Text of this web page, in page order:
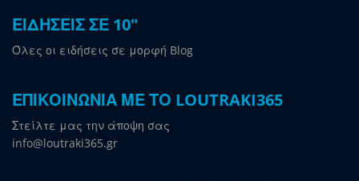
ΕΙΔΗΣΕΙΣ ΣΕ 10"
Όλες οι ειδήσεις σε μορφή Blog
ΕΠΙΚΟΙΝΩΝΙΑ ΜΕ ΤΟ LOUTRAKI365
Στείλτε μας την άποψη σας
info@loutraki365.gr